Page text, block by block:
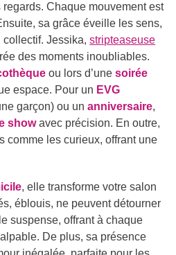
regards. Chaque mouvement est
sa grâce éveille les sens,
collectif. Jessika,stripteaseuse
des moments inoubliables.
ou lors d’unesoirée
espace. Pour un EVG
garçon) ou unanniversaire,
showavec précision. En outre,
comme les curieux, offrant une
, elle transforme votre salon
éblouis, ne peuvent détourner
suspense, offrant à chaque
De plus, sa présence